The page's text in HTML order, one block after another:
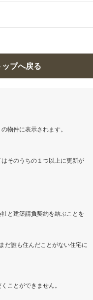
プへ戻る
物件に表示されます。
そのうちの１つ以上に更新が
と建築請負契約を結ぶことを
だ誰も住んだことがない住宅に
ことができません。